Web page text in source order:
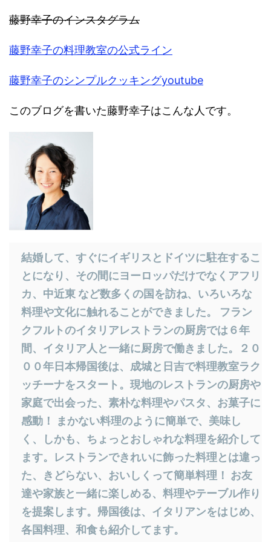
藤野幸子のインスタグラム
藤野幸子の料理教室の公式ライン
藤野幸子のシンプルクッキングyoutube
このブログを書いた藤野幸子はこんな人です。
結婚して、すぐにイギリスとドイツに駐在するこ
とになり、その間にヨーロッパだけでなくアフリ
カ、中近東 など数多くの国を訪ね、いろいろな
料理や文化に触れることができました。 フラン
クフルトのイタリアレストランの厨房では６年
間、イタリア人と一緒に厨房で働きました。２０
００年日本帰国後は、成城と日吉で料理教室ラク
ッチーナをスタート。現地のレストランの厨房や
家庭で出会った、素朴な料理やパスタ、お菓子に
感動！ まかない料理のように簡単で、美味し
く、しかも、ちょっとおしゃれな料理を紹介して
ます。レストランできれいに飾った料理とは違っ
た、きどらない、おいしくって簡単料理！ お友
達や家族と一緒に楽しめる、料理やテーブル作り
を提案します。帰国後は、イタリアンをはじめ、
各国料理、和食も紹介してます。